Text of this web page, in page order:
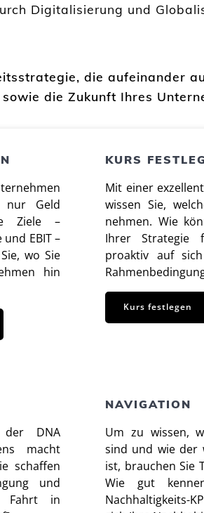
Digitalisierung und
die aufeinander
die Zukunft Ihres
nur Geld
Ziele –
EBIT –
wo Sie
hin
KURS
Mit einer
wissen Sie,
nehmen. Wie
Ihrer Strategie
proaktiv auf
Kurs festlegen
der DNA
macht
schaffen
und
Fahrt in
NAVIGATION
Um zu wissen,
sind und wie der
ist, brauchen Sie
Wie gut
Nachhaltigkeits-